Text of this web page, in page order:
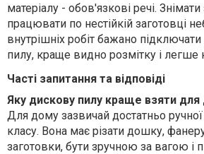
матеріалу - обов'язкові речі. Знімати
працювати по нестійкій заготовці
внутрішніх робіт бажано
пилу, краще видно розмітку і легше
Часті запитання та відповіді
Яку дискову пилу краще взяти для
Для дому зазвичай достатньо
класу. Вона має різати дошку,
заготовки, бути зручною за вагою і